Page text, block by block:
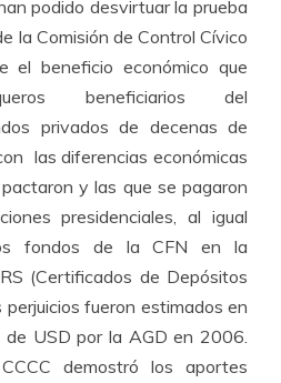
podido desvirtuar la prueba
la Comisión de Control Cívico
el beneficio económico que
beneficiarios del
privados de decenas de
las diferencias económicas
y las que se pagaron
presidenciales, al igual
fondos de la CFN en la
(Certificados de Depósitos
perjuicios fueron estimados en
USD por la AGD en 2006.
demostró los aportes